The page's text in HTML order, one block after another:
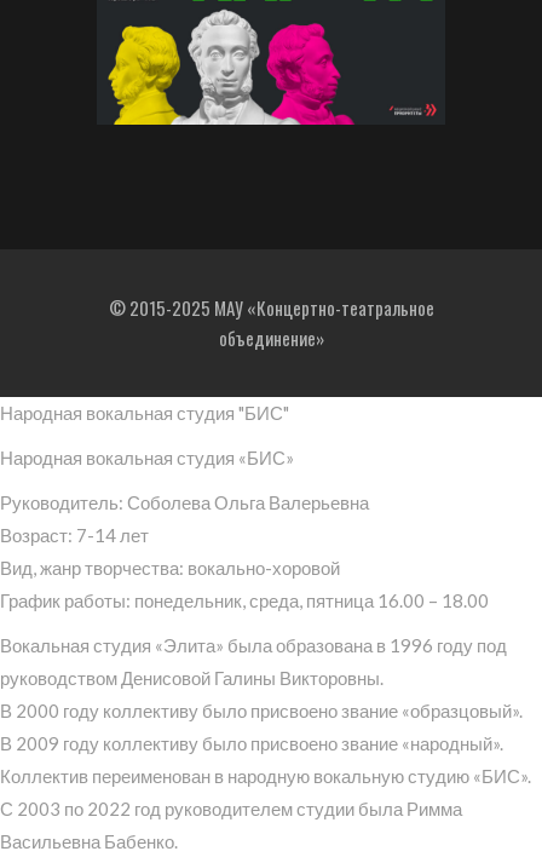
© 2015-2025 МАУ «Концертно-театральное
объединение»
Народная вокальная студия "БИС"
Народная вокальная студия «БИС»
Руководитель: Соболева Ольга Валерьевна
Возраст: 7-14 лет
Вид, жанр творчества: вокально-хоровой
График работы: понедельник, среда, пятница 16.00 – 18.00
Вокальная студия «Элита» была образована в 1996 году под
руководством Денисовой Галины Викторовны.
В 2000 году коллективу было присвоено звание «образцовый».
В 2009 году коллективу было присвоено звание «народный».
Коллектив переименован в народную вокальную студию «БИС».
С 2003 по 2022 год руководителем студии была Римма
Васильевна Бабенко.